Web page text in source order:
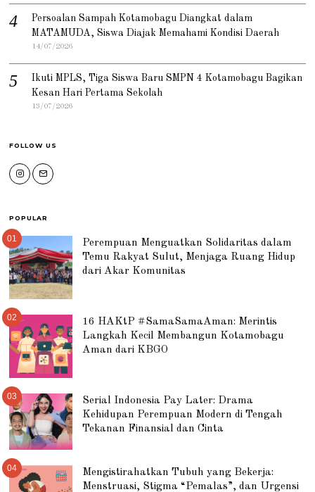
Persoalan Sampah Kotamobagu Diangkat dalam
MATAMUDA, Siswa Diajak Memahami Kondisi Daerah
14/07/2026
Ikuti MPLS, Tiga Siswa Baru SMPN 4 Kotamobagu Bagikan
Kesan Hari Pertama Sekolah
13/07/2026
FOLLOW US
POPULAR
01
Perempuan Menguatkan Solidaritas dalam
Temu Rakyat Sulut, Menjaga Ruang Hidup
dari Akar Komunitas
02
16 HAKtP #SamaSamaAman: Merintis
Langkah Kecil Membangun Kotamobagu
Aman dari KBGO
03
Serial Indonesia Pay Later: Drama
Kehidupan Perempuan Modern di Tengah
Tekanan Finansial dan Cinta
04
Mengistirahatkan Tubuh yang Bekerja:
Menstruasi, Stigma “Pemalas”, dan Urgensi